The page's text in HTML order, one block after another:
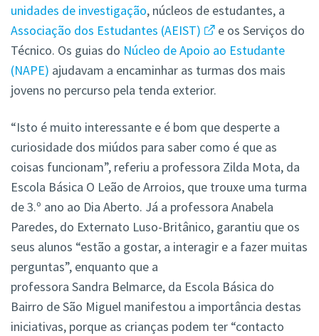
unidades de investigação, núcleos de estudantes, a
Associação dos Estudantes (AEIST)
e os Serviços do
Técnico. Os guias do Núcleo de Apoio ao Estudante
(NAPE) ajudavam a encaminhar as turmas dos mais
jovens no percurso pela tenda exterior.
“Isto é muito interessante e é bom que desperte a
curiosidade dos miúdos para saber como é que as
coisas funcionam”, referiu a professora Zilda Mota, da
Escola Básica O Leão de Arroios, que trouxe uma turma
de 3.º ano ao Dia Aberto. Já a professora Anabela
Paredes, do Externato Luso-Britânico, garantiu que os
seus alunos “estão a gostar, a interagir e a fazer muitas
perguntas”, enquanto que a
professora Sandra Belmarce, da Escola Básica do
Bairro de São Miguel manifestou a importância destas
iniciativas, porque as crianças podem ter “contacto